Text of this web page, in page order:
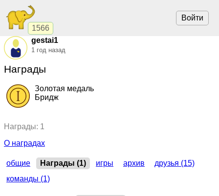
1566
Войти
gestai1
1 год назад
Награды
Золотая медаль
Бридж
Награды: 1
О наградах
общие Награды (1) игры архив
друзья (15)
команды (1)